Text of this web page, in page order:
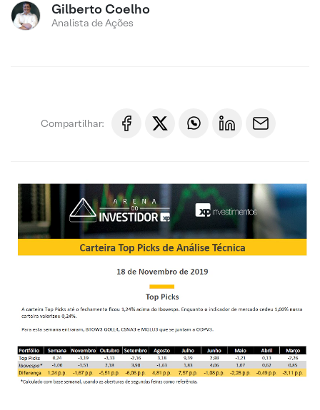
Gilberto Coelho
Analista de Ações
Compartilhar: